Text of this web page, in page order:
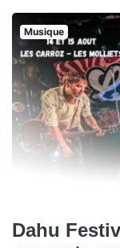
Musique
Dahu